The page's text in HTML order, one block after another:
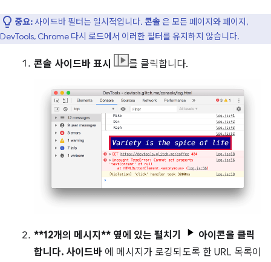
중요: 사이드바 필터는 일시적입니다. 콘솔 은 모든 페이지와 페이지,
DevTools, Chrome 다시 로드에서 이러한 필터를 유지하지 않습니다.
콘솔 사이드바 표시 를 클릭합니다.
**12개의 메시지** 옆에 있는 펼치기
아이콘을 클릭
합니다. 사이드바 에 메시지가 로깅되도록 한 URL 목록이